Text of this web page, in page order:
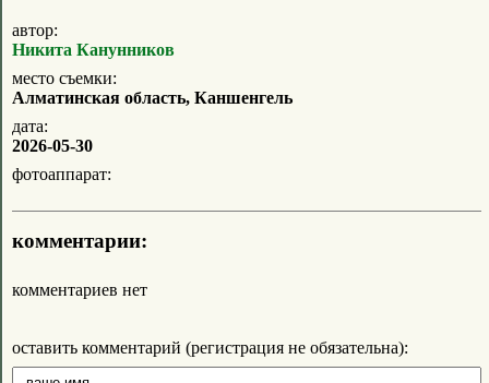
автор:
Никита Канунников
место съемки:
Алматинская область, Каншенгель
дата:
2026-05-30
фотоаппарат:
комментарии:
комментариев нет
оставить комментарий (регистрация не обязательна):